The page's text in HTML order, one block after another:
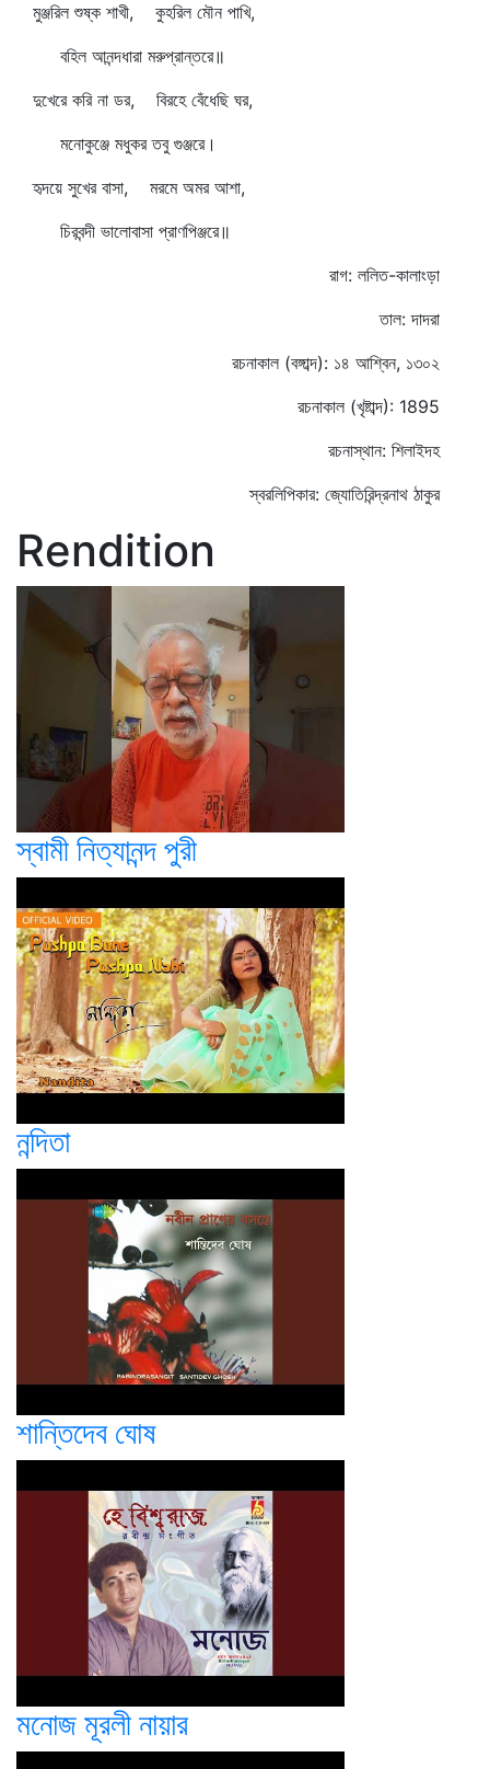
মুঞ্জরিল শুষ্ক শাখী, কুহরিল মৌন পাখি,
বহিল আনন্দধারা মরুপ্রান্তরে॥
দুখেরে করি না ডর, বিরহে বেঁধেছি ঘর,
মনোকুঞ্জে মধুকর তবু গুঞ্জরে।
হৃদয়ে সুখের বাসা, মরমে অমর আশা,
চিরবন্দী ভালোবাসা প্রাণপিঞ্জরে॥
রাগ: ললিত-কালাংড়া
তাল: দাদরা
রচনাকাল (বঙ্গাব্দ): ১৪ আশ্বিন, ১৩০২
রচনাকাল (খৃষ্টাব্দ): 1895
রচনাস্থান: শিলাইদহ
স্বরলিপিকার: জ্যোতিরিন্দ্রনাথ ঠাকুর
Rendition
স্বামী নিত্যানন্দ পুরী
নন্দিতা
শান্তিদেব ঘোষ
মনোজ মূরলী নায়ার